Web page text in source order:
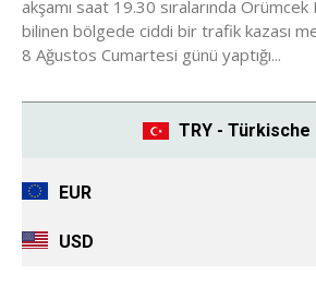
akşamı saat 19.30 sıralarında Örümcek
bilinen bölgede ciddi bir trafik kazası
8 Ağustos Cumartesi günü yaptığı...
TRY - Türkische
EUR
USD